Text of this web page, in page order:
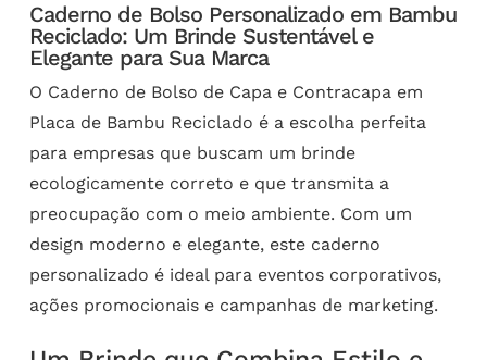
Caderno de Bolso Personalizado em Bambu
Reciclado: Um Brinde Sustentável e
Elegante para Sua Marca
O Caderno de Bolso de Capa e Contracapa em
Placa de Bambu Reciclado é a escolha perfeita
para empresas que buscam um brinde
ecologicamente correto e que transmita a
preocupação com o meio ambiente. Com um
design moderno e elegante, este caderno
personalizado é ideal para eventos corporativos,
ações promocionais e campanhas de marketing.